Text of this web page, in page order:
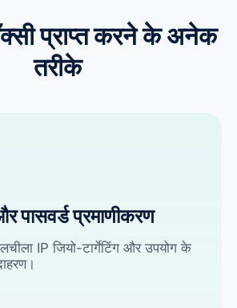
प्राप्त करने के अनेक
तरीके
पासवर्ड प्रमाणीकरण
IP जियो-टार्गेटिंग और उपयोग के